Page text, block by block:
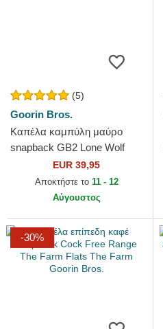
(5)
Goorin Bros.
Καπέλα καμπύλη μαύρο
snapback GB2 Lone Wolf
The Rocker The Farm Goorin
EUR 39,95
Αποκτήστε το 11 - 12
Αύγουστος
-30%